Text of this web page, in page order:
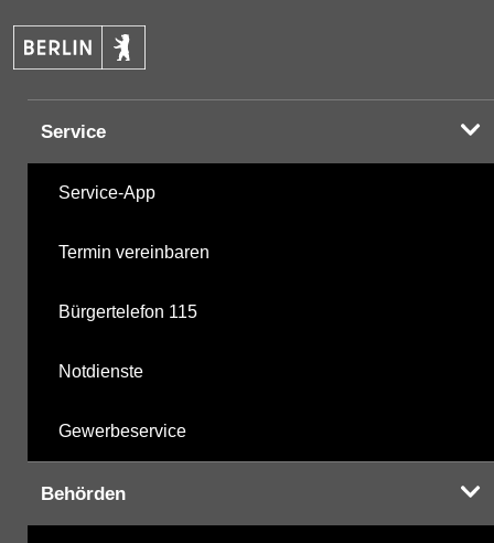
Service
Service-App
Termin vereinbaren
Bürgertelefon 115
Notdienste
Gewerbeservice
Behörden